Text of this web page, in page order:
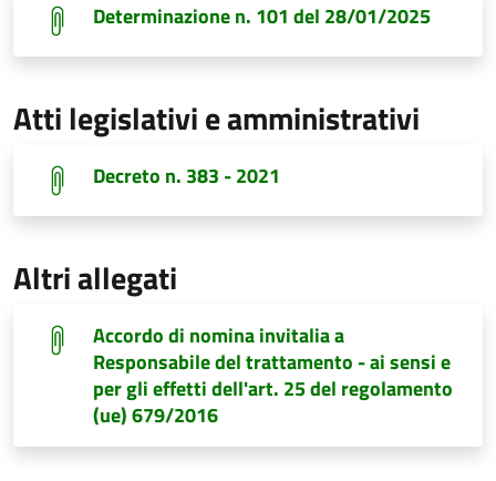
Determinazione n. 101 del 28/01/2025
Atti legislativi e amministrativi
Decreto n. 383 - 2021
Altri allegati
Accordo di nomina invitalia a
Responsabile del trattamento - ai sensi e
per gli effetti dell'art. 25 del regolamento
(ue) 679/2016